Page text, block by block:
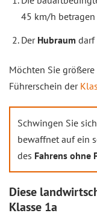
45 km/h betragen
Der Hubraum darf
Möchten Sie
Führerschein der
Schwingen Sie
bewaffnet auf ein
des Fahrens ohne
Diese
Klasse 1a